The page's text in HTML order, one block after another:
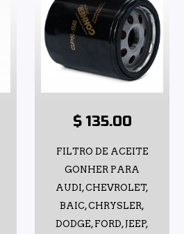
$ 135.00
FILTRO DE ACEITE
GONHER PARA
AUDI, CHEVROLET,
BAIC, CHRYSLER,
DODGE, FORD, JEEP,